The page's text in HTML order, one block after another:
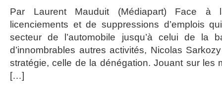
Par Laurent Mauduit (Médiapart) Face à
licenciements et de suppressions d’emplois
secteur de l’automobile jusqu’à celui de la
d’innombrables autres activités, Nicolas
stratégie, celle de la dénégation. Jouant sur les
[…]